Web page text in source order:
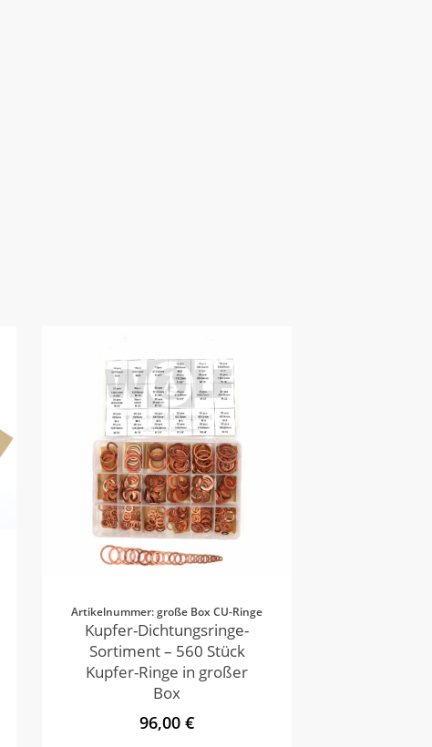
Artikelnummer: große Box CU-Ringe
Kupfer-Dichtungsringe-
Sortiment – 560 Stück
Kupfer-Ringe in großer
Box
96,00 €